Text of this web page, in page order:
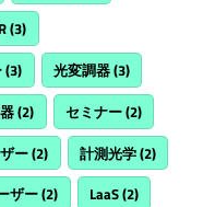
(3)
(3) 光変調器(3)
(2) セミナー(2)
ー(2) 計測光学(2)
ザー(2) LaaS(2)